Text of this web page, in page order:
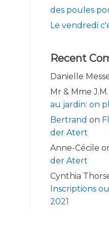
des poules
Le vendredi
Recent
Danielle
Mr & Mme
au jardin: on
Bertrand on
der Atert
Anne-Cécile
der Atert
Cynthia
Inscriptions
2021